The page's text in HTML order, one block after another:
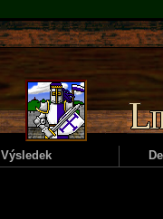
Výsledek